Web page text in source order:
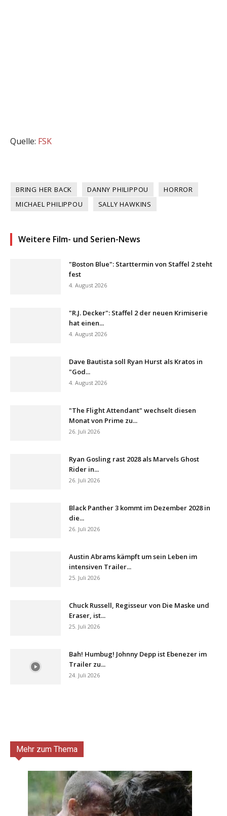
Quelle: FSK
BRING HER BACK DANNY PHILIPPOU
HORROR
MICHAEL PHILIPPOU
SALLY HAWKINS
Weitere Film- und Serien-News
"Boston Blue": Starttermin von Staffel 2 steht
fest
4. August 2026
"R.J. Decker": Staffel 2 der neuen Krimiserie
hat einen...
4. August 2026
Dave Bautista soll Ryan Hurst als Kratos in
"God...
4. August 2026
"The Flight Attendant" wechselt diesen
Monat von Prime zu...
26. Juli 2026
Ryan Gosling rast 2028 als Marvels Ghost
Rider in...
26. Juli 2026
Black Panther 3 kommt im Dezember 2028 in
die...
26. Juli 2026
Austin Abrams kämpft um sein Leben im
intensiven Trailer...
25. Juli 2026
Chuck Russell, Regisseur von Die Maske und
Eraser, ist...
25. Juli 2026
Bah! Humbug! Johnny Depp ist Ebenezer im
Trailer zu...
24. Juli 2026
Mehr zum Thema